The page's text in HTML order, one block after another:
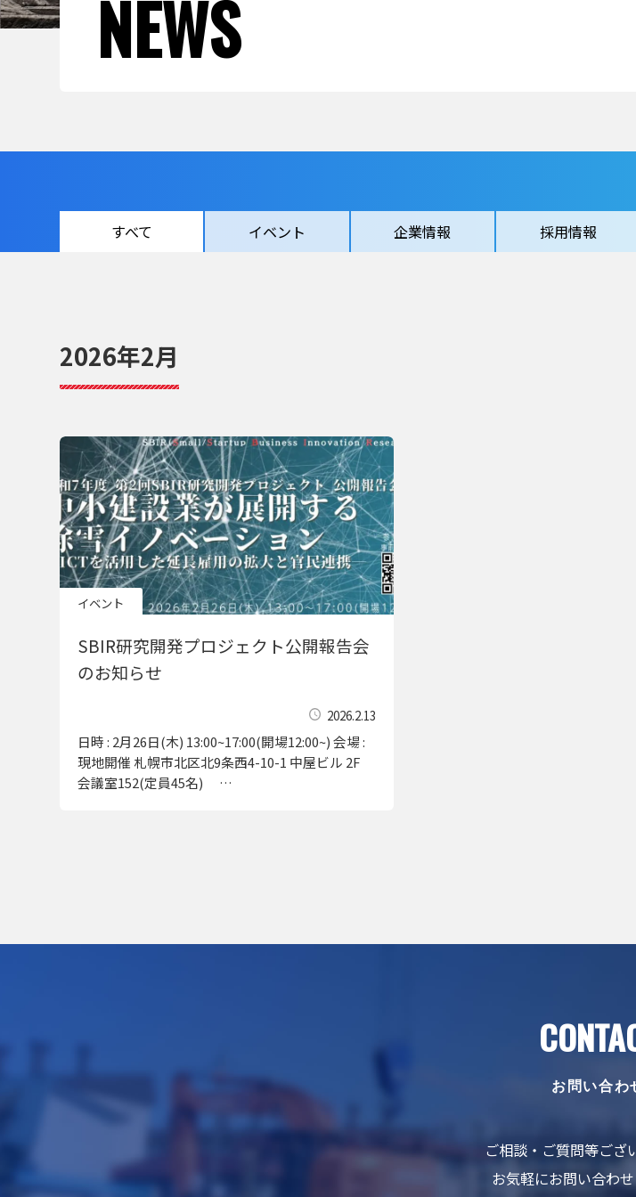
NEWS
すべて イベント 企業情報 採用情報
2026年2月
イベント
SBIR研究開発プロジェクト公開報告会
のお知らせ
2026.2.13
日時 : 2月26日(木) 13:00~17:00(開場12:00~) 会場 :
現地開催 札幌市北区北9条西4-10-1 中屋ビル 2F
会議室152(定員45名) …
お問い合わ
ご相談・ご質問等ござ
お気軽にお問い合わせ